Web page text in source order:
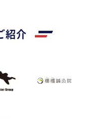
紹介